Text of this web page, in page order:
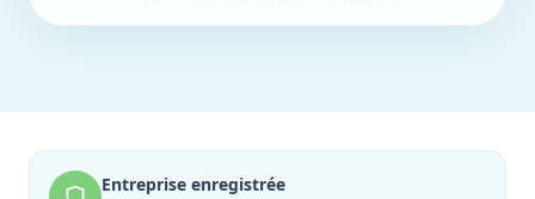
Entreprise enregistrée